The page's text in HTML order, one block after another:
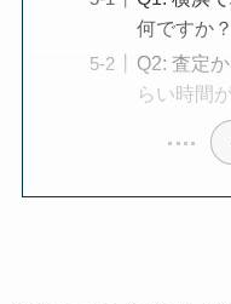
何ですか？
Q2: 査定
らい時間